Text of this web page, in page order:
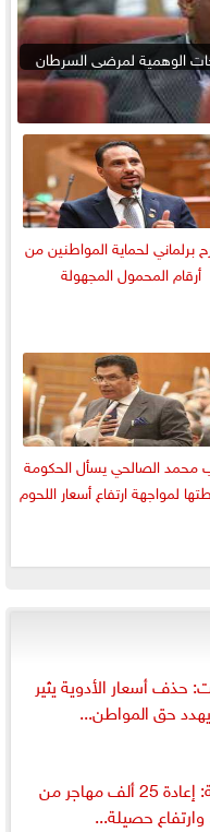
الوهمية لمرضى السرطان
برلماني لحماية المواطنين من
أرقام المحمول المجهولة
محمد الصالحي يسأل الحكومة
لمواجهة ارتفاع أسعار اللحوم
حذف أسعار الأدوية يثير
حق المواطن...
”الداخلية” الإسبانية: إعادة 25 ألف مهاجر من
حصيلة...